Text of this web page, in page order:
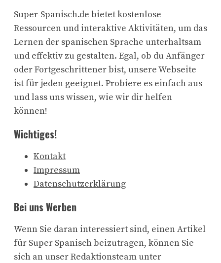
Super-Spanisch.de bietet kostenlose
Ressourcen und interaktive Aktivitäten, um das
Lernen der spanischen Sprache unterhaltsam
und effektiv zu gestalten. Egal, ob du Anfänger
oder Fortgeschrittener bist, unsere Webseite
ist für jeden geeignet. Probiere es einfach aus
und lass uns wissen, wie wir dir helfen
können!
Wichtiges!
Kontakt
Impressum
Datenschutzerklärung
Bei uns Werben
Wenn Sie daran interessiert sind, einen Artikel
für Super Spanisch beizutragen, können Sie
sich an unser Redaktionsteam unter